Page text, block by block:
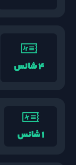
۴ شانس
۱ شانس